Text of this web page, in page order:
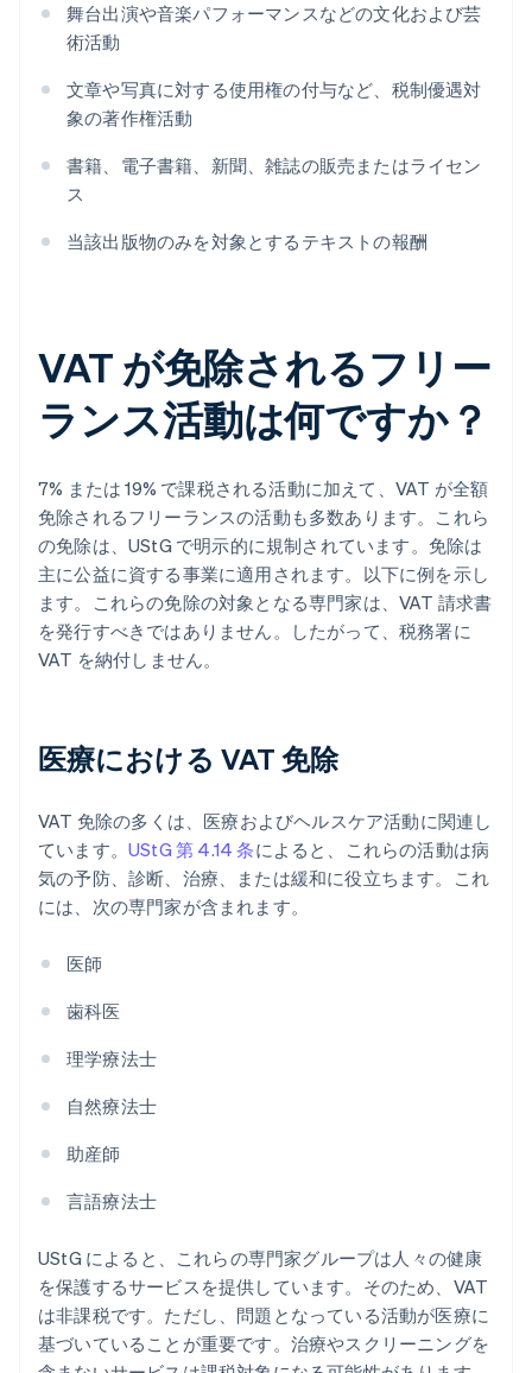
舞台出演や音楽パフォーマンスなどの文化および芸
術活動
文章や写真に対する使用権の付与など、税制優遇対
象の著作権活動
書籍、電子書籍、新聞、雑誌の販売またはライセン
ス
当該出版物のみを対象とするテキストの報酬
VAT が免除されるフリー
ランス活動は何ですか？
7% または 19% で課税される活動に加えて、VAT が全額
免除されるフリーランスの活動も多数あります。これら
の免除は、UStG で明示的に規制されています。免除は
主に公益に資する事業に適用されます。以下に例を示し
ます。これらの免除の対象となる専門家は、VAT 請求書
を発行すべきではありません。したがって、税務署に
VAT を納付しません。
医療における VAT 免除
VAT 免除の多くは、医療およびヘルスケア活動に関連し
ています。 UStG 第 4.14 条によると、これらの活動は病
気の予防、診断、治療、または緩和に役立ちます。これ
には、次の専門家が含まれます。
医師
歯科医
理学療法士
自然療法士
助産師
言語療法士
UStG によると、これらの専門家グループは人々の健康
を保護するサービスを提供しています。そのため、VAT
は非課税です。ただし、問題となっている活動が医療に
基づいていることが重要です。治療やスクリーニングを